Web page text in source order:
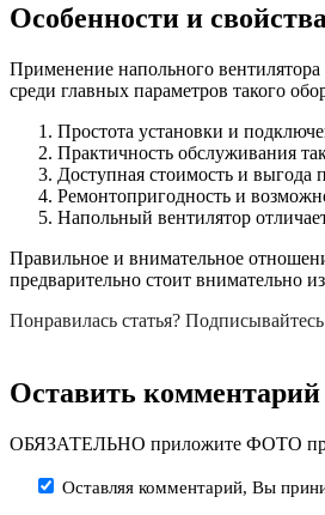
Особенности и свойства
Применение напольного
среди главных параметров такого
Простота установки и
Практичность обслуживания
Доступная стоимость и выгода
Ремонтопригодность и
Напольный вентилятор
Правильное и внимательное
предварительно стоит внимательно
Понравилась статья?
Оставить комментарий
ОБЯЗАТЕЛЬНО приложите ФОТО
Оставляя комментарий, Вы